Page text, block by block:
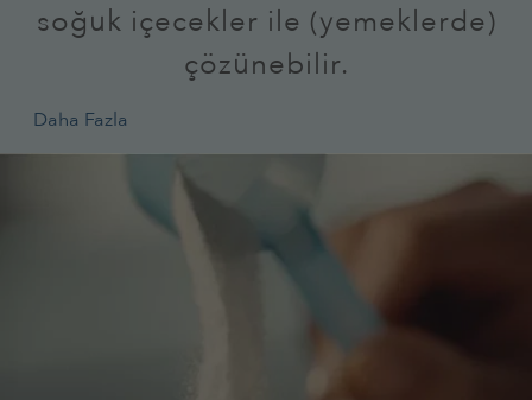
soğuk içecekler ile (yemeklerde)
çözünebilir.
Daha Fazla